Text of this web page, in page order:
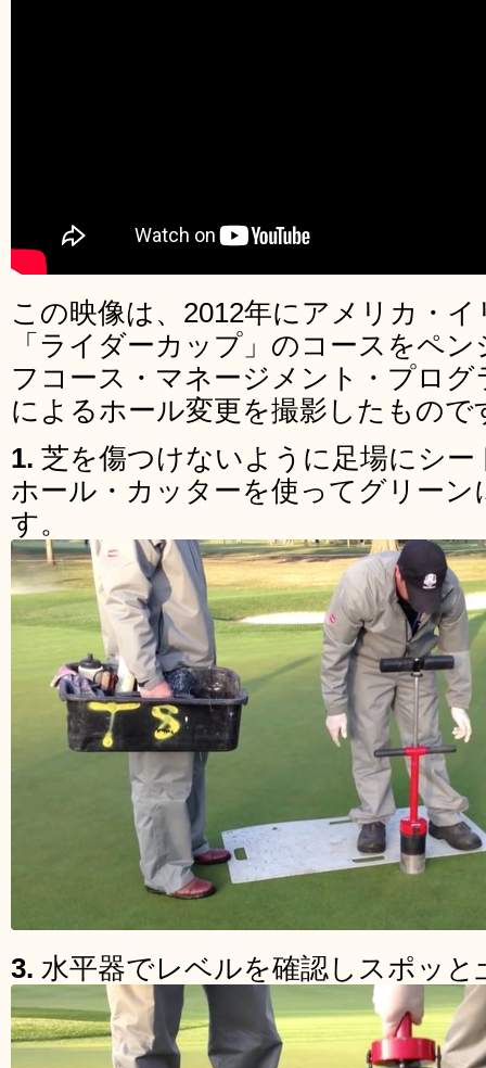
この映像は、2012年にアメリカ・
「ライダーカップ」のコースをペ
フコース・マネージメント・プロ
によるホール変更を撮影したもので
1. 芝を傷つけないように足場にシ
ホール・カッターを使ってグリー
す。
3. 水平器でレベルを確認しスポッ